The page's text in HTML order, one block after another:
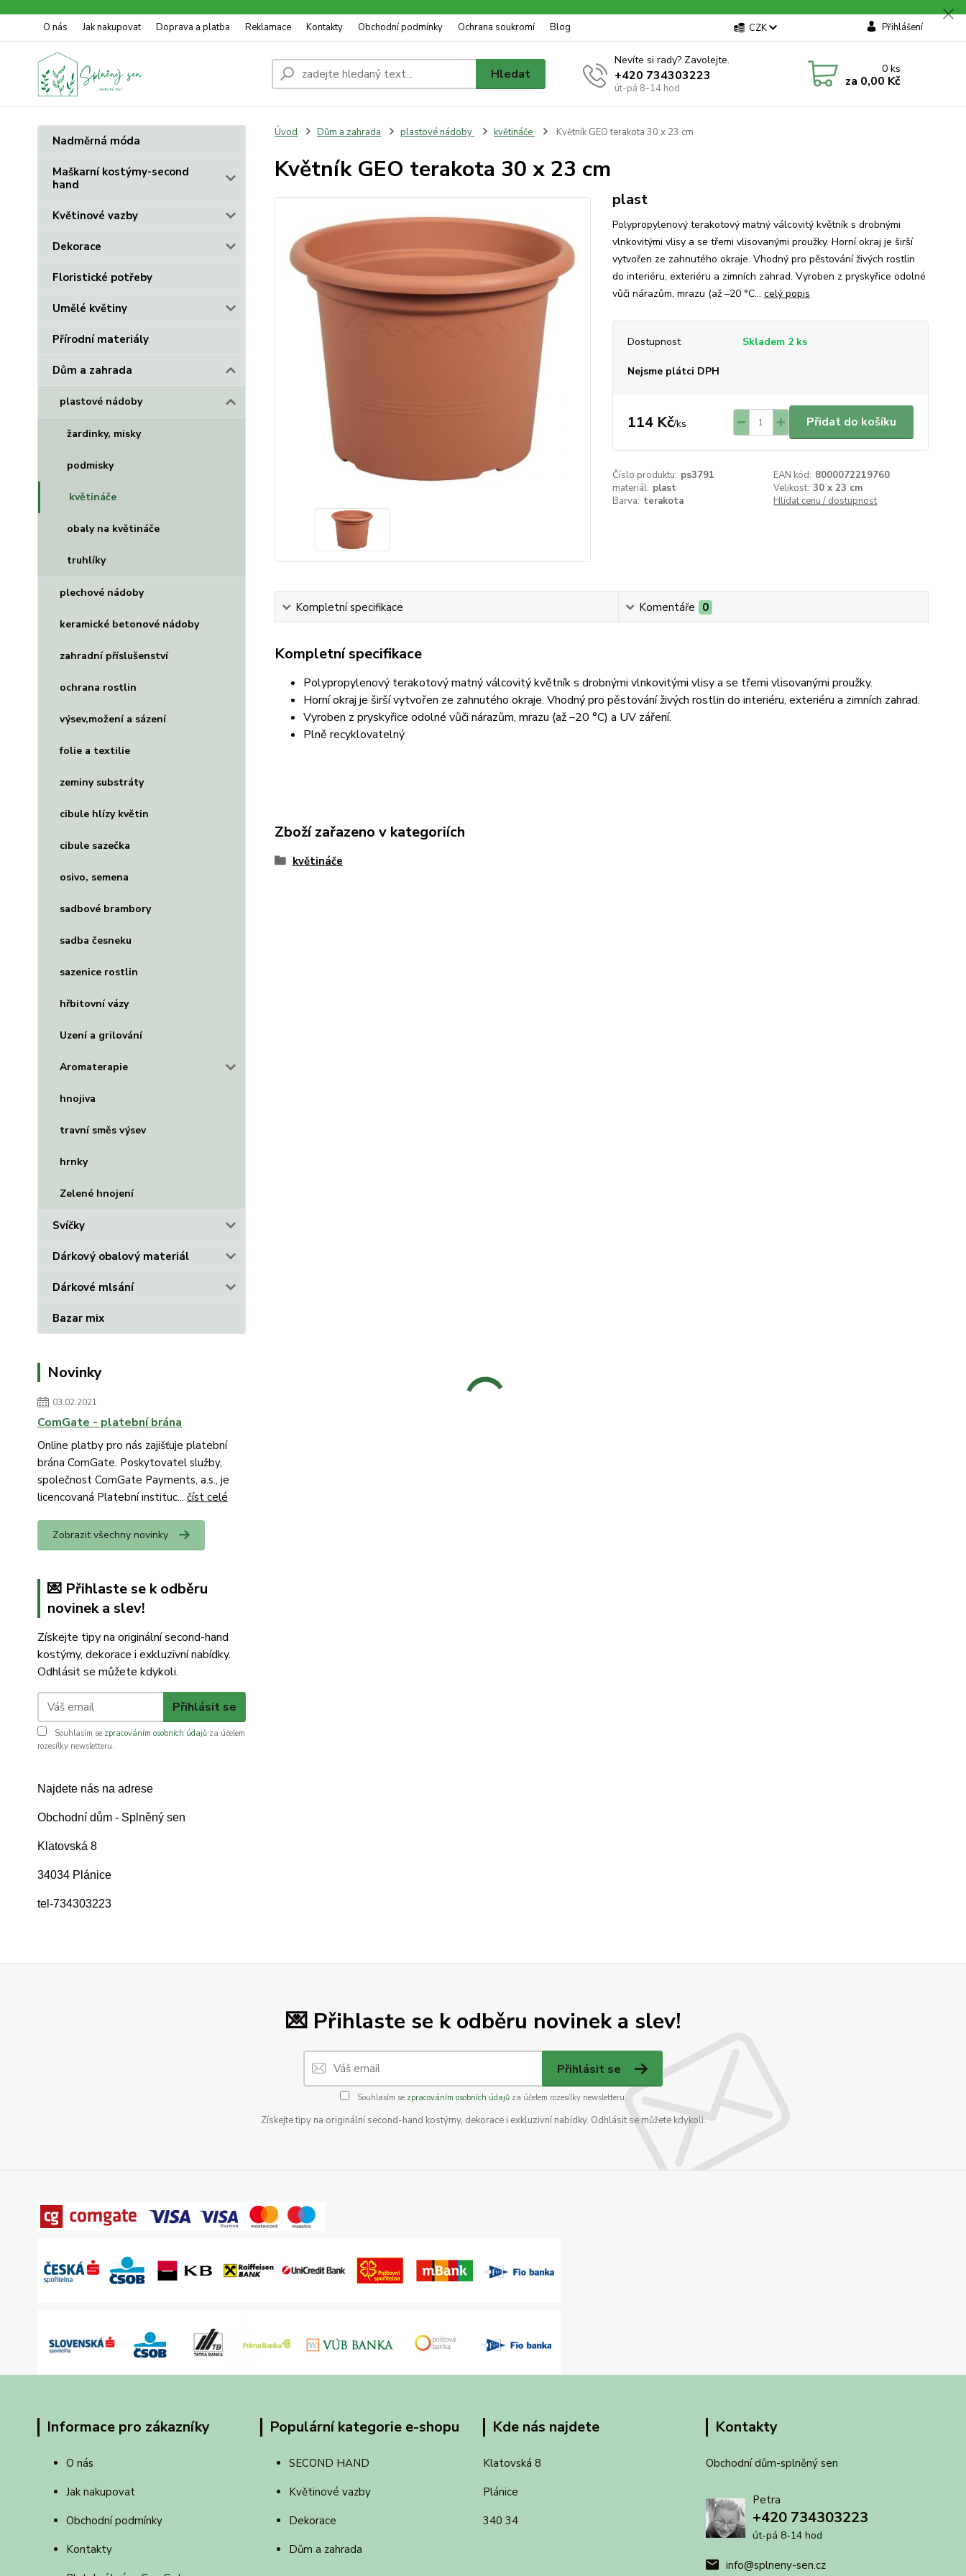
O nás Jak nakupovat Doprava a platba Reklamace Kontakty Obchodní podmínky Ochrana soukromí Blog CZK Přihlášení
Hledat
Nevíte si rady? Zavolejte.
+420 734303223
út-pá 8-14 hod
0ks
za 0,00 Kč
Nadměrná móda
Maškarní kostýmy-second
hand
Květinové vazby
Dekorace
Floristické potřeby
Umělé květiny
Přírodní materiály
Dům a zahrada
plastové nádoby
žardinky, misky
podmisky
květináče
obaly na květináče
truhlíky
plechové nádoby
keramické betonové nádoby
zahradní příslušenství
ochrana rostlin
výsev,možení a sázení
folie a textilie
zeminy substráty
cibule hlízy květin
cibule sazečka
osivo, semena
sadbové brambory
sadba česneku
sazenice rostlin
hřbitovní vázy
Uzení a grilování
Aromaterapie
hnojiva
travní směs výsev
hrnky
Zelené hnojení
Svíčky
Dárkový obalový materiál
Dárkové mlsání
Bazar mix
Novinky
03.02.2021
ComGate - platební brána
Online platby pro nás zajišťuje platební
brána ComGate. Poskytovatel služby,
společnost ComGate Payments, a.s., je
licencovaná Platební instituc... číst celé
Zobrazit všechny novinky
💌 Přihlaste se k odběru
novinek a slev!
Získejte tipy na originální second-hand
kostýmy, dekorace i exkluzivní nabídky.
Odhlásit se můžete kdykoli.
Přihlásit se
Souhlasím se zpracováním osobních údajů za účelem
rozesílky newsletteru.
Najdete nás na adrese
Obchodní dům - Splněný sen
Klatovská 8
34034 Plánice
tel-734303223
Úvod Dům a zahrada plastové nádoby květináče Květník GEO terakota 30 x 23 cm
Květník GEO terakota 30 x 23 cm
plast
Polypropylenový terakotový matný válcovitý květník s drobnými
vlnkovitými vlisy a se třemi vlisovanými proužky. Horní okraj je širší
vytvořen ze zahnutého okraje. Vhodný pro pěstování živých rostlin
do interiéru, exteriéru a zimních zahrad. Vyroben z pryskyřice odolné
vůči nárazům, mrazu (až –20 °C... celý popis
Dostupnost Skladem 2 ks
Nejsme plátci DPH
114 Kč/ks Přidat do košíku
Číslo produktu: ps3791 EAN kód: 8000072219760
materiál: plast Velikost: 30 x 23 cm
Barva: terakota Hlídat cenu / dostupnost
Kompletní specifikace Komentáře 0
Kompletní specifikace
Polypropylenový terakotový matný válcovitý květník s drobnými vlnkovitými vlisy a se třemi vlisovanými proužky.
Horní okraj je širší vytvořen ze zahnutého okraje. Vhodný pro pěstování živých rostlin do interiéru, exteriéru a zimních zahrad.
Vyroben z pryskyřice odolné vůči nárazům, mrazu (až –20 °C) a UV záření.
Plně recyklovatelný
Zboží zařazeno v kategoriích
květináče
💌 Přihlaste se k odběru novinek a slev!
Přihlásit se
Souhlasím se zpracováním osobních údajůza účelem rozesílky newsletteru.
Získejte tipy na originální second-hand kostýmy, dekorace i exkluzivní nabídky. Odhlásit se můžete kdykoli.
Informace pro zákazníky
O nás
Jak nakupovat
Obchodní podmínky
Kontakty
Populární kategorie e-shopu
SECOND HAND
Květinové vazby
Dekorace
Dům a zahrada
Kde nás najdete
Klatovská 8
Plánice
340 34
Kontakty
Obchodní dům-splněný sen
Petra
+420 734303223
út-pá 8-14 hod
info@splneny-sen.cz